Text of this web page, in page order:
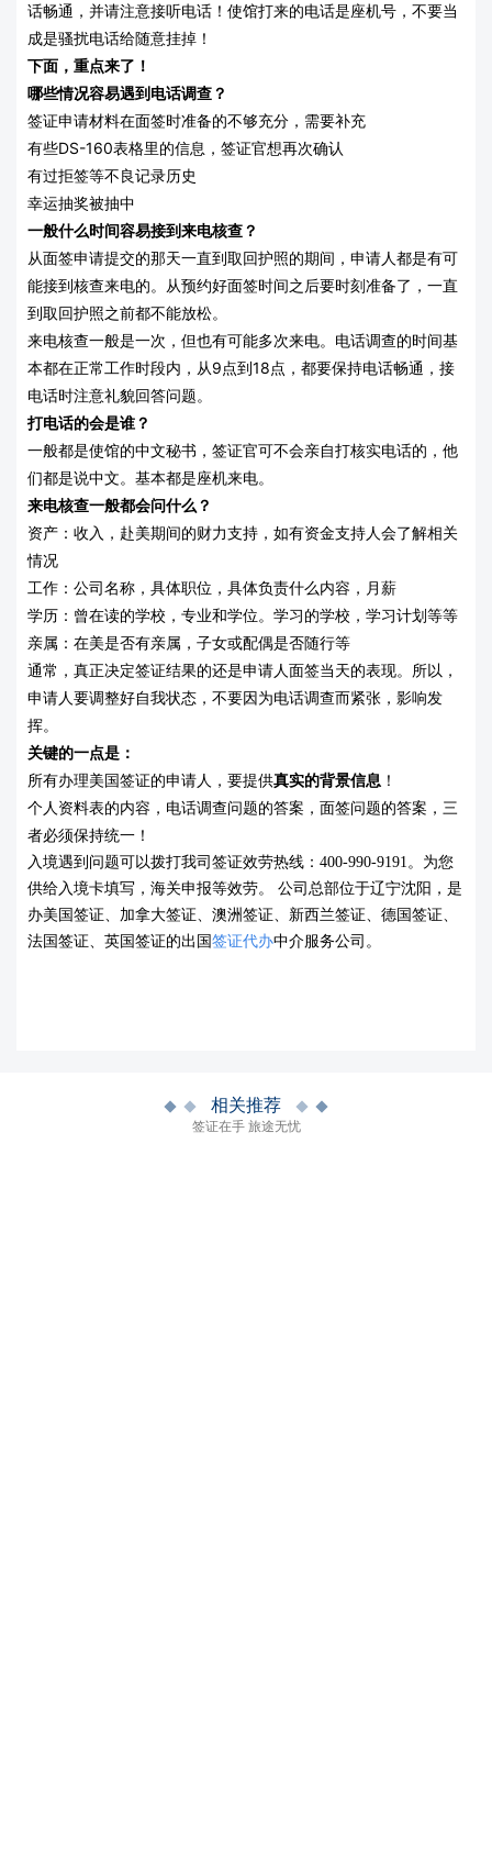
话畅通， 并请注意接听电话！使馆打来的电话是座机号，不要当
成是骚扰电话给随意挂掉！
下面，重点来了！
哪些情况容易遇到电话调查？
签证申请材料在面签时准备的不够充分，需要补充
有些DS-160表格里的信息，签证官想再次确认
有过拒签等不良记录历史
幸运抽奖被抽中
一般什么时间容易接到来电核查？
从面签申请提交的那天一直到取回护照的期间，申请人都是有可
能接到核查来电的。从预约好面签时间之后要时刻准备了，一直
到取回护照之前都不能放松。
来电核查一般是一次，但也有可能多次来电。 电话调查的时间基
本都在正常工作时段内，从9点到18点，都要保持电话畅通，接
电话时注意礼貌回答问题。
打电话的会是谁？
一般都是使馆的中文秘书，签证官可不会亲自打核实电话的，他
们都是说中文。 基本都是座机来电。
来电核查一般都会问什么？
资产：收入，赴美期间的财力支持，如有资金支持人会了解相关
情况
工作：公司名称，具体职位，具体负责什么内容，月薪
学历：曾在读的学校，专业和学位。学习的学校，学习计划等等
亲属：在美是否有亲属，子女或配偶是否随行等
通常，真正决定签证结果的还是申请人面签当天的表现。 所以，
申请人要调整好自我状态，不要因为电话调查而紧张，影响发
挥。
关键的一点是：
所有办理美国签证的申请人，要提供真实的背景信息 ！
个人资料表的内容，电话调查问题的答案，面签问题的答案，三
者必须保持统一！
入境遇到问题可以拨打我司签证效劳热线：400-990-9191。为您
供给入境卡填写，海关申报等效劳。 公司总部位于辽宁沈阳，是
办美国签证、加拿大签证、澳洲签证、新西兰签证、德国签证、
法国签证、英国签证的出国 签证代办中介服务公司。
相关推荐
签证在手 旅途无忧